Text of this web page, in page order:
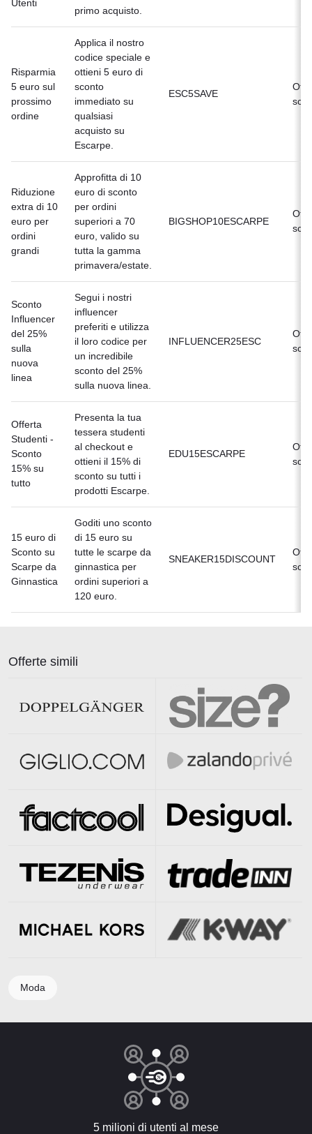
Utenti
primo acquisto.
Risparmia
5 euro sul
prossimo
ordine
Applica il nostro
codice speciale e
ottieni 5 euro di
sconto
immediato su
qualsiasi
acquisto su
Escarpe.
ESC5SAVE
Riduzione
extra di 10
euro per
ordini
grandi
Approfitta di 10
euro di sconto
per ordini
superiori a 70
euro, valido su
tutta la gamma
primavera/estate.
BIGSHOP10ESCARPE
Sconto
Influencer
del 25%
sulla
nuova
linea
Segui i nostri
influencer
preferiti e utilizza
il loro codice per
un incredibile
sconto del 25%
sulla nuova linea.
INFLUENCER25ESC
Offerta
Studenti -
Sconto
15% su
tutto
Presenta la tua
tessera studenti
al checkout e
ottieni il 15% di
sconto su tutti i
prodotti Escarpe.
EDU15ESCARPE
15 euro di
Sconto su
Scarpe da
Ginnastica
Goditi uno sconto
di 15 euro su
tutte le scarpe da
ginnastica per
ordini superiori a
120 euro.
SNEAKER15DISCOUNT
Offerte simili
Moda
5 milioni di utenti al mese